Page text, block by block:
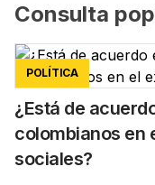
Consulta
POLÍTICA
¿Está de
colombianos en
sociales?